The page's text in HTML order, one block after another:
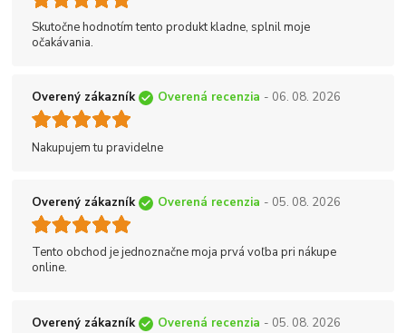
Skutočne hodnotím tento produkt kladne, splnil moje
očakávania.
Overený zákazník Overená recenzia - 06. 08. 2026
Nakupujem tu pravidelne
Overený zákazník Overená recenzia - 05. 08. 2026
Tento obchod je jednoznačne moja prvá voľba pri nákupe
online.
Overený zákazník Overená recenzia - 05. 08. 2026